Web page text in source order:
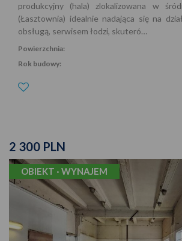
produkcyjny (hala) zlokalizowana w
(Łasztownia) idealnie nadająca się na
obsługą, serwisem łodzi, skuteró…
Powierzchnia:
Rok budowy:
2 300 PLN
OBIEKT · WYNAJEM